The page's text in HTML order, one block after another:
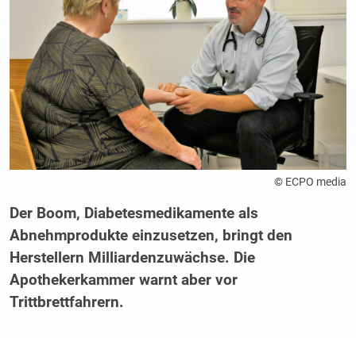
© ECPO media
Der Boom, Diabetesmedikamente als
Abnehmprodukte einzusetzen, bringt den
Herstellern Milliardenzuwächse. Die
Apothekerkammer warnt aber vor
Trittbrettfahrern.